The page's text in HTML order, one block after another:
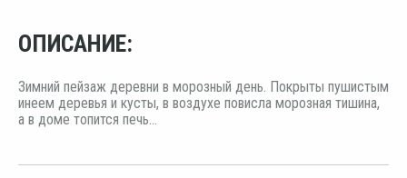
ОПИСАНИЕ:
Зимний пейзаж деревни в морозный день. Покрыты пушистым
инеем деревья и кусты, в воздухе повисла морозная тишина,
а в доме топится печь...